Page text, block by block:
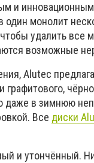
и
монолит
удалить
возможные
Alutec
даже в зимнюю
Все диски
и утончённый.